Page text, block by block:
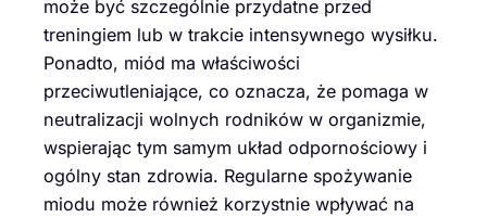
może być szczególnie przydatne przed
treningiem lub w trakcie intensywnego wysiłku.
Ponadto, miód ma właściwości
przeciwutleniające, co oznacza, że pomaga w
neutralizacji wolnych rodników w organizmie,
wspierając tym samym układ odpornościowy i
ogólny stan zdrowia. Regularne spożywanie
miodu może również korzystnie wpływać na